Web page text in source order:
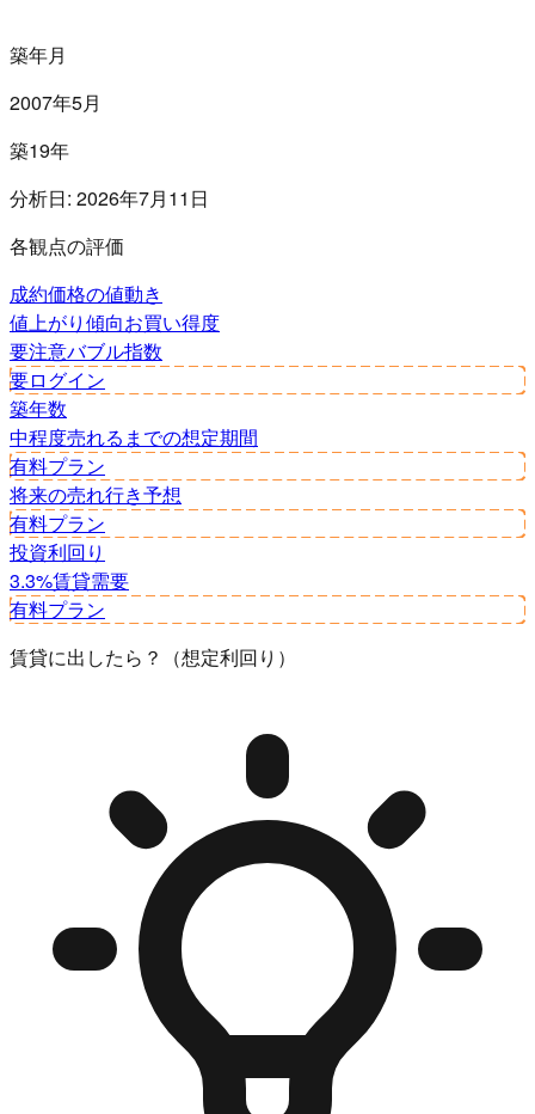
築年月
2007年5月
築19年
分析日: 2026年7月11日
各観点の評価
成約価格の値動き
値上がり傾向お買い得度
要注意バブル指数
要ログイン
築年数
中程度売れるまでの想定期間
有料プラン
将来の売れ行き予想
有料プラン
投資利回り
3.3%賃貸需要
有料プラン
賃貸に出したら？（想定利回り）